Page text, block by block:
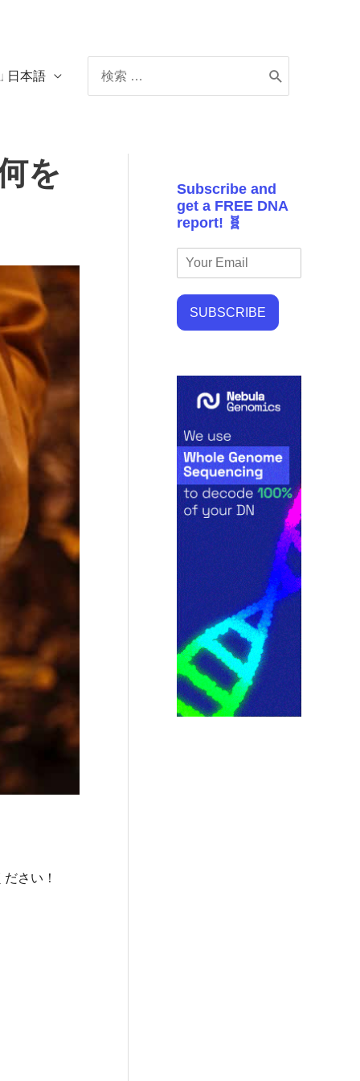
日本語
for:
を
さい！
Subscribe and
get a FREE DNA
report! 🧬
SUBSCRIBE